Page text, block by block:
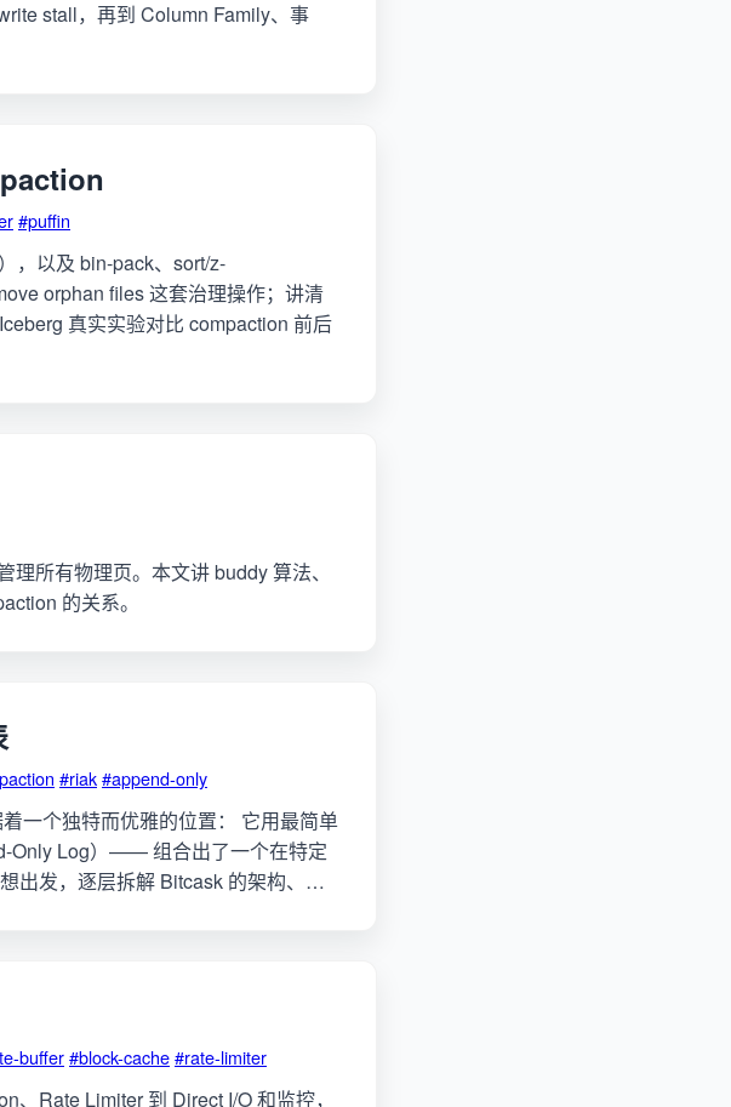
stall，再到 Column Family、事
#puffin
，以及 bin-pack、sort/z-
orphan files 这套治理操作；讲清
真实实验对比 compaction 前后
所有物理页。本文讲 buddy 算法、
的关系。
#riak#append-only
一个独特而优雅的位置： 它用最简单
Only Log）—— 组合出了一个在特定
出发，逐层拆解 Bitcask 的架构、…
buffer#block-cache#rate-limiter
Rate Limiter 到 Direct I/O 和监控，